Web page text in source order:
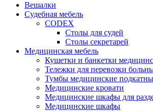
Вешалки
Судебная мебель
CODEX
Столы для судей
Столы секретарей
Медицинская мебель
Кушетки и банкетки
Тележки для перевозки
Тумбы медицинские
Медицинские кровати
Медицинские шкафы для
Медицинские шкафы